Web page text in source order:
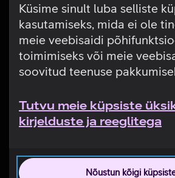
Küsime sinult luba selliste
kasutamiseks, mida ei ole
meie veebisaidi
toimimiseks või meie
soovitud teenuse
Tutvu meie küpsiste
kirjelduste ja reeglitega
Nõustun kõigi
Tehniline